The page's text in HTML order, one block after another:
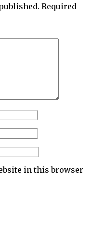
Required
in this browser